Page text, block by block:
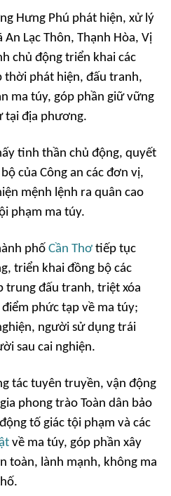
Hưng Phú phát hiện, xử lý
An Lạc Thôn, Thạnh Hòa, Vị
chủ động triển khai các
thời phát hiện, đấu tranh,
ma túy, góp phần giữ vững
tại địa phương.
tinh thần chủ động, quyết
của Công an các đơn vị,
mệnh lệnh ra quân cao
phạm ma túy.
phố Cần Thơ tiếp tục
triển khai đồng bộ các
trung đấu tranh, triệt xóa
phức tạp về ma túy;
người sử dụng trái
sau cai nghiện.
tác tuyên truyền, vận động
phong trào Toàn dân bảo
tố giác tội phạm và các
về ma túy, góp phần xây
toàn, lành mạnh, không ma